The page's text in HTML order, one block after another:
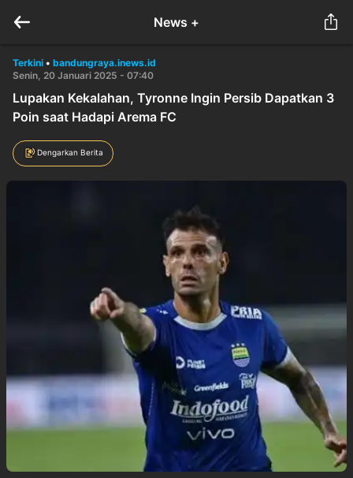
News +
Terkini • bandungraya.inews.id
Senin, 20 Januari 2025 - 07:40
Lupakan Kekalahan, Tyronne Ingin Persib Dapatkan 3
Poin saat Hadapi Arema FC
Dengarkan Berita